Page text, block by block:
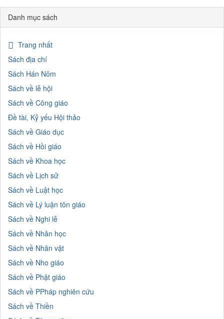
Danh mục sách
Trang nhất
Sách địa chí
Sách Hán Nôm
Sách về lễ hội
Sách về Công giáo
Đề tài, Kỷ yếu Hội thảo
Sách về Giáo dục
Sách về Hồi giáo
Sách về Khoa học
Sách về Lịch sử
Sách về Luật học
Sách về Lý luận tôn giáo
Sách về Nghi lễ
Sách về Nhân học
Sách về Nhân vật
Sách về Nho giáo
Sách về Phật giáo
Sách về PPháp nghiên cứu
Sách về Thiền